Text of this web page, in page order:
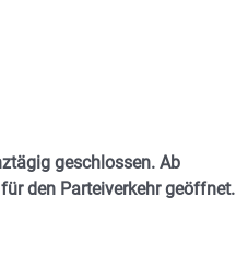
geschlossen. Ab
den Parteiverkehr geöffnet.